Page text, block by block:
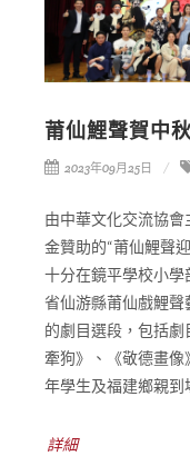
莆仙鯉聲賀中
2023年09月25日
由中華文化交流協
金贊助的“莆仙鯉聲
十分在鏡平學校小
省仙游縣莆仙戲鯉
的劇目選段，包括
牽狗》、《敬德畫
年學生及福建鄉親到
詳細